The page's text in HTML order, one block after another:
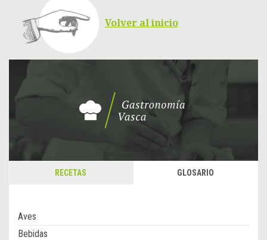
Volver al inicio
RECETAS GLOSARIO
Aves
Bebidas